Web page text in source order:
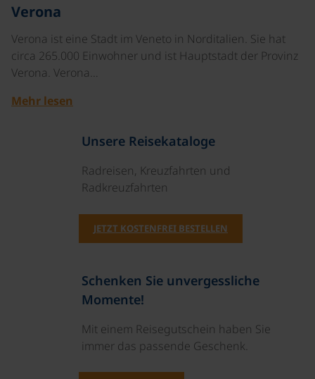
Verona
Verona ist eine Stadt im Veneto in Norditalien. Sie hat
circa 265.000 Einwohner und ist Hauptstadt der Provinz
Verona. Verona…
Mehr lesen
Unsere Reisekataloge
Radreisen, Kreuzfahrten und
Radkreuzfahrten
JETZT KOSTENFREI BESTELLEN
Schenken Sie unvergessliche
Momente!
Mit einem Reisegutschein haben Sie
immer das passende Geschenk.